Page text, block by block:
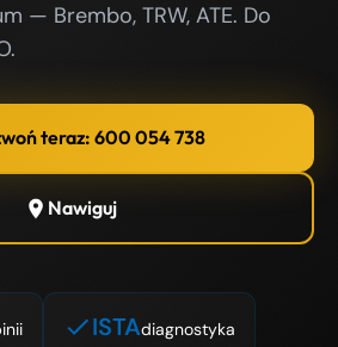
— Brembo, TRW, ATE. Do
teraz: 600 054 738
Nawiguj
ISTAdiagnostyka